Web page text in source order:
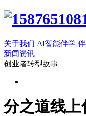
关于我们 AI智能伴学
新闻资讯
创业者转型故事
分之道线